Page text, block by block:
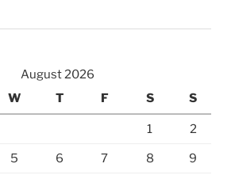
August 2026
W T F S S
1 2
5 6 7 8 9